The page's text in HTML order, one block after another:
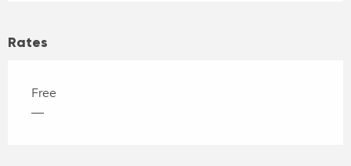
Rates
Free
—